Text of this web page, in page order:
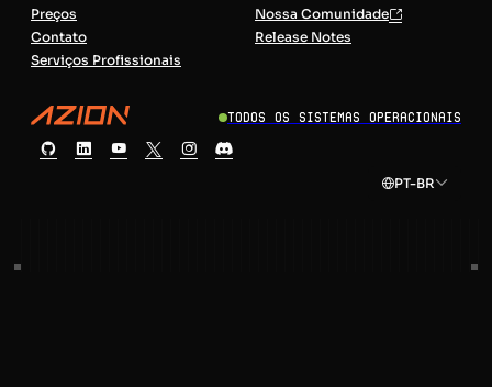
Preços
Contato
Serviços Profissionais
Nossa Comunidade
Release Notes
Todos os sistemas operacionais
PT-BR